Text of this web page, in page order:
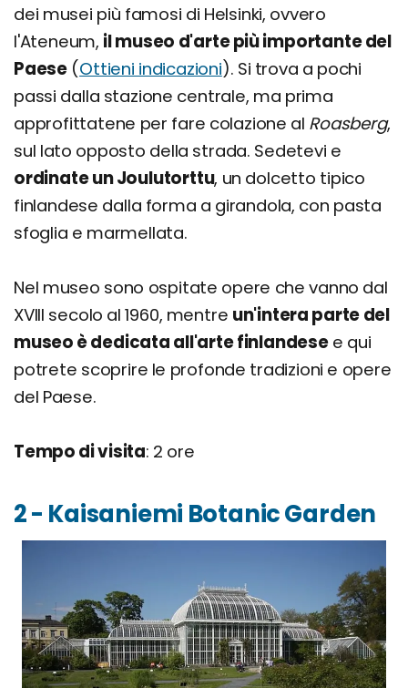
dei musei più famosi di Helsinki, ovvero
l'Ateneum, il museo d'arte più importante del
Paese (Ottieni indicazioni). Si trova a pochi
passi dalla stazione centrale, ma prima
approfittatene per fare colazione al Roasberg,
sul lato opposto della strada. Sedetevi e
ordinate un Joulutorttu, un dolcetto tipico
finlandese dalla forma a girandola, con pasta
sfoglia e marmellata.
Nel museo sono ospitate opere che vanno dal
XVIII secolo al 1960, mentre un'intera parte del
museo è dedicata all'arte finlandesee qui
potrete scoprire le profonde tradizioni e opere
del Paese.
Tempo di visita: 2 ore
2 - Kaisaniemi Botanic Garden